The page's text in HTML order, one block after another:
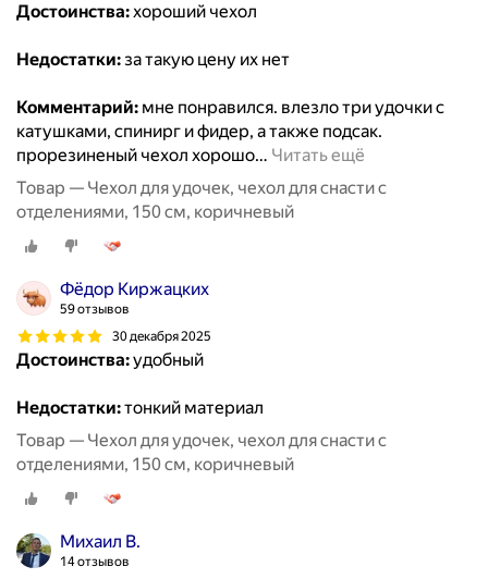
Достоинства:хороший чехол
Недостатки:за такую цену их нет
Комментарий: мне понравился. влезло три удочки с
катушками, спинирг и фидер, а также подсак.
прорезиненый чехол хорошо… Читать ещё
Товар — Чехол для удочек, чехол для снасти с
отделениями, 150 см, коричневый
Фёдор Киржацких
59 отзывов
30 декабря 2025
Достоинства:удобный
Недостатки:тонкий материал
Товар — Чехол для удочек, чехол для снасти с
отделениями, 150 см, коричневый
Михаил В.
14 отзывов